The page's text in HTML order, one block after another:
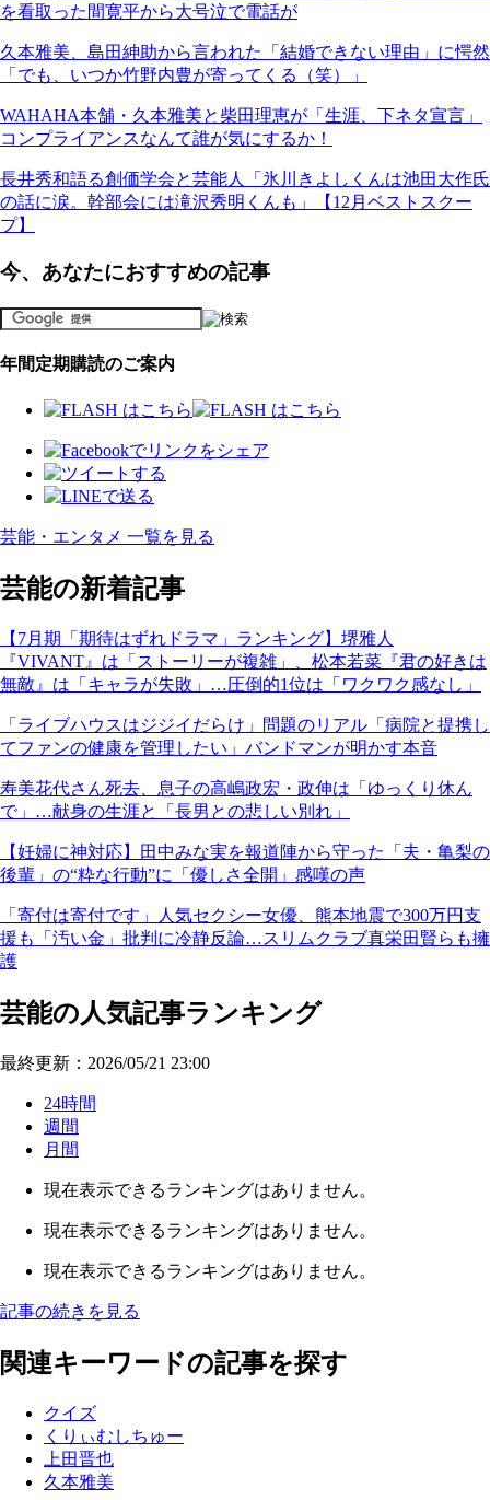
を看取った間寛平から大号泣で電話が
久本雅美、島田紳助から言われた「結婚できない理由」に愕然
「でも、いつか竹野内豊が寄ってくる（笑）」
WAHAHA本舗・久本雅美と柴田理恵が「生涯、下ネタ宣言」
コンプライアンスなんて誰が気にするか！
長井秀和語る創価学会と芸能人「氷川きよしくんは池田大作氏
の話に涙。幹部会には滝沢秀明くんも」【12月ベストスクー
プ】
今、あなたにおすすめの記事
年間定期購読のご案内
芸能・エンタメ 一覧を見る
芸能の新着記事
【7月期「期待はずれドラマ」ランキング】堺雅人
『VIVANT』は「ストーリーが複雑」、松本若菜『君の好きは
無敵』は「キャラが失敗」…圧倒的1位は「ワクワク感なし」
「ライブハウスはジジイだらけ」問題のリアル「病院と提携し
てファンの健康を管理したい」バンドマンが明かす本音
寿美花代さん死去、息子の高嶋政宏・政伸は「ゆっくり休ん
で」…献身の生涯と「長男との悲しい別れ」
【妊婦に神対応】田中みな実を報道陣から守った「夫・亀梨の
後輩」の“粋な行動”に「優しさ全開」感嘆の声
「寄付は寄付です」人気セクシー女優、熊本地震で300万円支
援も「汚い金」批判に冷静反論…スリムクラブ真栄田賢らも擁
護
芸能の人気記事ランキング
最終更新：2026/05/21 23:00
24時間
週間
月間
現在表示できるランキングはありません。
現在表示できるランキングはありません。
現在表示できるランキングはありません。
記事の続きを見る
関連キーワードの記事を探す
クイズ
くりぃむしちゅー
上田晋也
久本雅美